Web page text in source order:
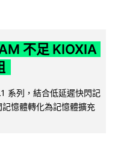
不足 KIOXIA
系列，結合低延遲快閃記
記憶體轉化為記憶體擴充